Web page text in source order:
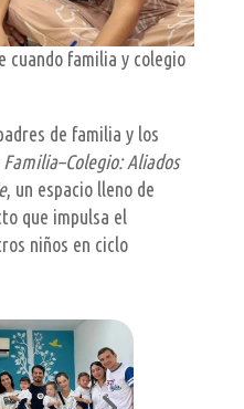
cuando familia y colegio
de familia y los
Familia–Colegio: Aliados
, un espacio lleno de
que impulsa el
niños en ciclo